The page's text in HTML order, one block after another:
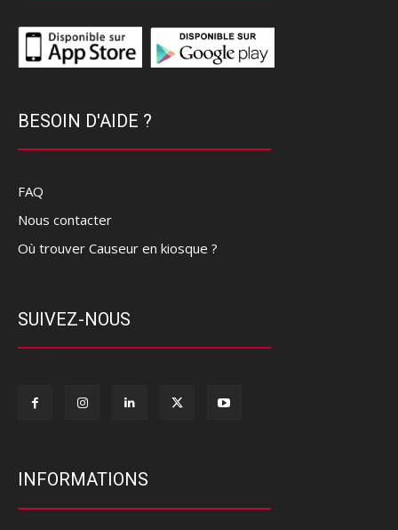
BESOIN D'AIDE ?
FAQ
Nous contacter
Où trouver Causeur en kiosque ?
SUIVEZ-NOUS
INFORMATIONS